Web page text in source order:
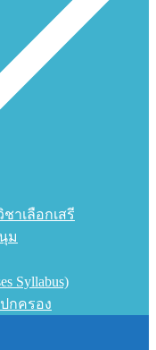
าเลือกเสรี
ม
Syllabus)
กครอง